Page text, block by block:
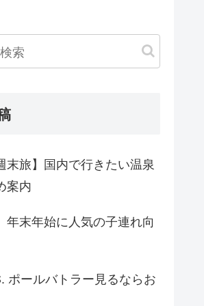
末旅】国内で行きたい温泉
案内
年末年始に人気の子連れ向
ポールバトラー見るならお